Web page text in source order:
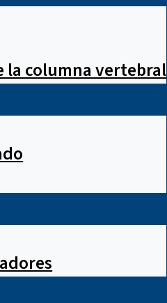
la columna vertebral